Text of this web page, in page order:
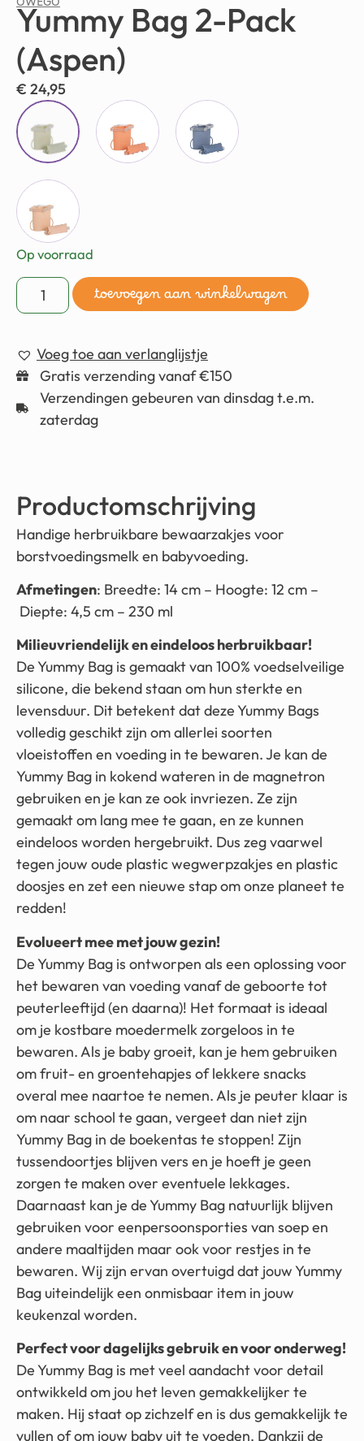
OWEGO
Yummy Bag 2-Pack
(Aspen)
€ 24,95
Op voorraad
toevoegen aan winkelwagen
Voeg toe aan verlanglijstje
Gratis verzending vanaf €150
Verzendingen gebeuren van dinsdag t.e.m.
zaterdag
Productomschrijving
Handige herbruikbare bewaarzakjes voor
borstvoedingsmelk en babyvoeding.
Afmetingen: Breedte: 14 cm – Hoogte: 12 cm –
Diepte: 4,5 cm – 230 ml
Milieuvriendelijk en eindeloos herbruikbaar!
De Yummy Bag is gemaakt van 100% voedselveilige
silicone, die bekend staan om hun sterkte en
levensduur. Dit betekent dat deze Yummy Bags
volledig geschikt zijn om allerlei soorten
vloeistoffen en voeding in te bewaren. Je kan de
Yummy Bag in kokend wateren in de magnetron
gebruiken en je kan ze ook invriezen. Ze zijn
gemaakt om lang mee te gaan, en ze kunnen
eindeloos worden hergebruikt. Dus zeg vaarwel
tegen jouw oude plastic wegwerpzakjes en plastic
doosjes en zet een nieuwe stap om onze planeet te
redden!
Evolueert mee met jouw gezin!
De Yummy Bag is ontworpen als een oplossing voor
het bewaren van voeding vanaf de geboorte tot
peuterleeftijd (en daarna)! Het formaat is ideaal
om je kostbare moedermelk zorgeloos in te
bewaren. Als je baby groeit, kan je hem gebruiken
om fruit- en groentehapjes of lekkere snacks
overal mee naartoe te nemen. Als je peuter klaar is
om naar school te gaan, vergeet dan niet zijn
Yummy Bag in de boekentas te stoppen! Zijn
tussendoortjes blijven vers en je hoeft je geen
zorgen te maken over eventuele lekkages.
Daarnaast kan je de Yummy Bag natuurlijk blijven
gebruiken voor eenpersoonsporties van soep en
andere maaltijden maar ook voor restjes in te
bewaren. Wij zijn ervan overtuigd dat jouw Yummy
Bag uiteindelijk een onmisbaar item in jouw
keukenzal worden.
Perfect voor dagelijks gebruik en voor onderweg!
De Yummy Bag is met veel aandacht voor detail
ontwikkeld om jou het leven gemakkelijker te
maken. Hij staat op zichzelf en is dus gemakkelijk te
vullen of om jouw baby uit te voeden. Dankzij de